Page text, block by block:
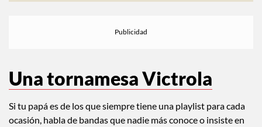
Una tornamesa Victrola
Si tu papá es de los que siempre tiene una playlist para cada
ocasión, habla de bandas que nadie más conoce o insiste en